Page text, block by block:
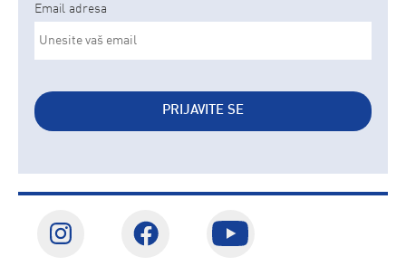
Email adresa
PRIJAVITE SE